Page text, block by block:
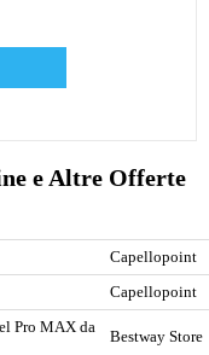
e Altre Offerte
Capellopoint
Capellopoint
Pro MAX da
Bestway Store